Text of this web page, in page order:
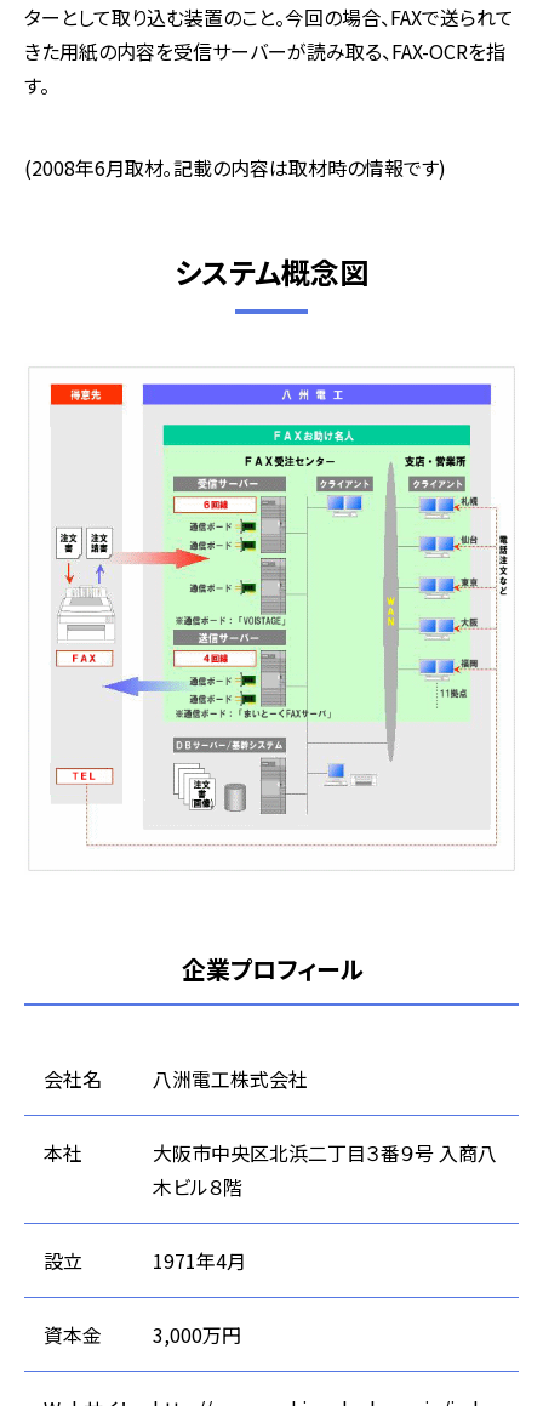
ターとして取り込む装置のこと。今回の場合、FAXで送られて
きた用紙の内容を受信サーバーが読み取る、FAX-OCRを指
す。
(2008年6月取材｡記載の内容は取材時の情報です)
システム概念図
企業プロフィール
会社名 八洲電工株式会社
本社
大阪市中央区北浜二丁目３番９号 入商八
木ビル８階
設立 1971年4月
資本金 3,000万円